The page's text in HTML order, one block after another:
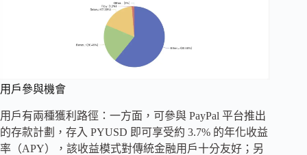
用戶參與機會
用戶有兩種獲利路徑：一方面，可參與 PayPal 平台推出
的存款計劃，存入 PYUSD 即可享受約 3.7% 的年化收益
率（APY），該收益模式對傳統金融用戶十分友好；另